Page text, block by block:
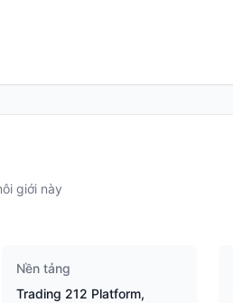
giới này
Nền tảng
Trading 212 Platform,